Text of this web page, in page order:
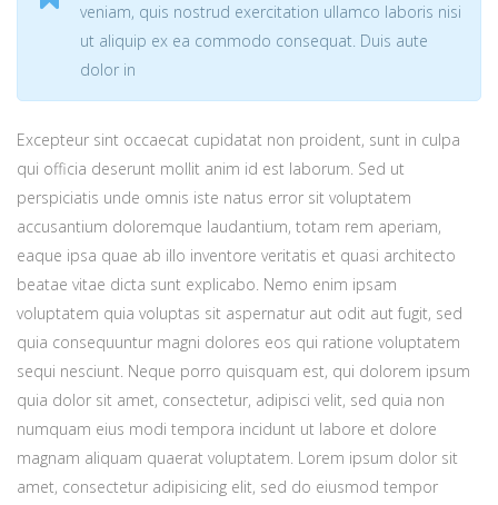
veniam, quis nostrud exercitation ullamco laboris nisi
ut aliquip ex ea commodo consequat. Duis aute
dolor in
Excepteur sint occaecat cupidatat non proident, sunt in culpa
qui officia deserunt mollit anim id est laborum. Sed ut
perspiciatis unde omnis iste natus error sit voluptatem
accusantium doloremque laudantium, totam rem aperiam,
eaque ipsa quae ab illo inventore veritatis et quasi architecto
beatae vitae dicta sunt explicabo. Nemo enim ipsam
voluptatem quia voluptas sit aspernatur aut odit aut fugit, sed
quia consequuntur magni dolores eos qui ratione voluptatem
sequi nesciunt. Neque porro quisquam est, qui dolorem ipsum
quia dolor sit amet, consectetur, adipisci velit, sed quia non
numquam eius modi tempora incidunt ut labore et dolore
magnam aliquam quaerat voluptatem. Lorem ipsum dolor sit
amet, consectetur adipisicing elit, sed do eiusmod tempor